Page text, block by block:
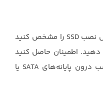
SSD پس از آماده‌سازی سرور، محل نصب SSD را مشخص کنید
دهید. اطمینان حاصل کنید
که SSD به‌درستی و با فشار مناسب درون پایانه‌های SATA یا